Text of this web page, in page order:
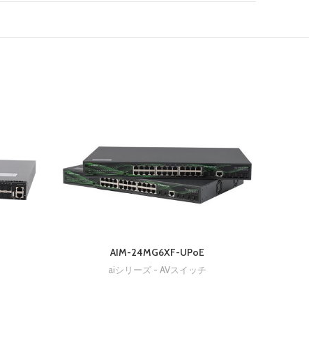
AIM-24MG6XF-UPoE
aiシリーズ - AVスイッチ